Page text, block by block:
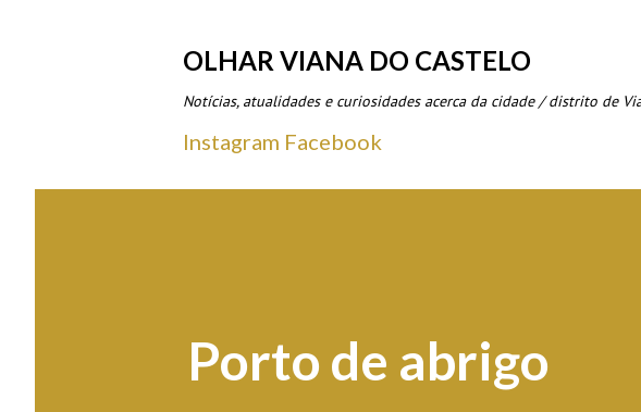
OLHAR VIANA DO CASTELO
Notícias, atualidades e curiosidades acerca da cidade / distrito de
Instagram Facebook
Porto de abrigo